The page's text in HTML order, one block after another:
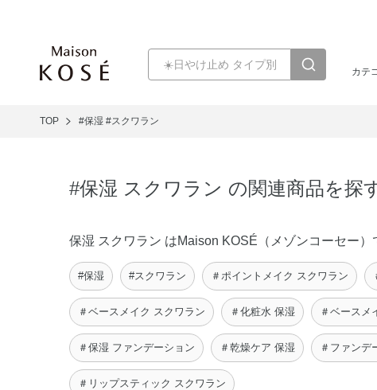
カテ
TOP #保湿 #スクワラン
#保湿 スクワラン の関連商品を探
保湿 スクワラン はMaison KOSÉ（メゾンコーセー
#保湿 #スクワラン ＃ポイントメイク スクワラン
＃ベースメイク スクワラン ＃化粧水 保湿 ＃ベースメ
＃保湿 ファンデーション ＃乾燥ケア 保湿 ＃ファンデ
＃リップスティック スクワラン